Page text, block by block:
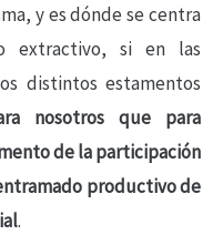
y es dónde se centra
extractivo, si en las
distintos estamentos
nosotros que para
de la participación
productivo de
.